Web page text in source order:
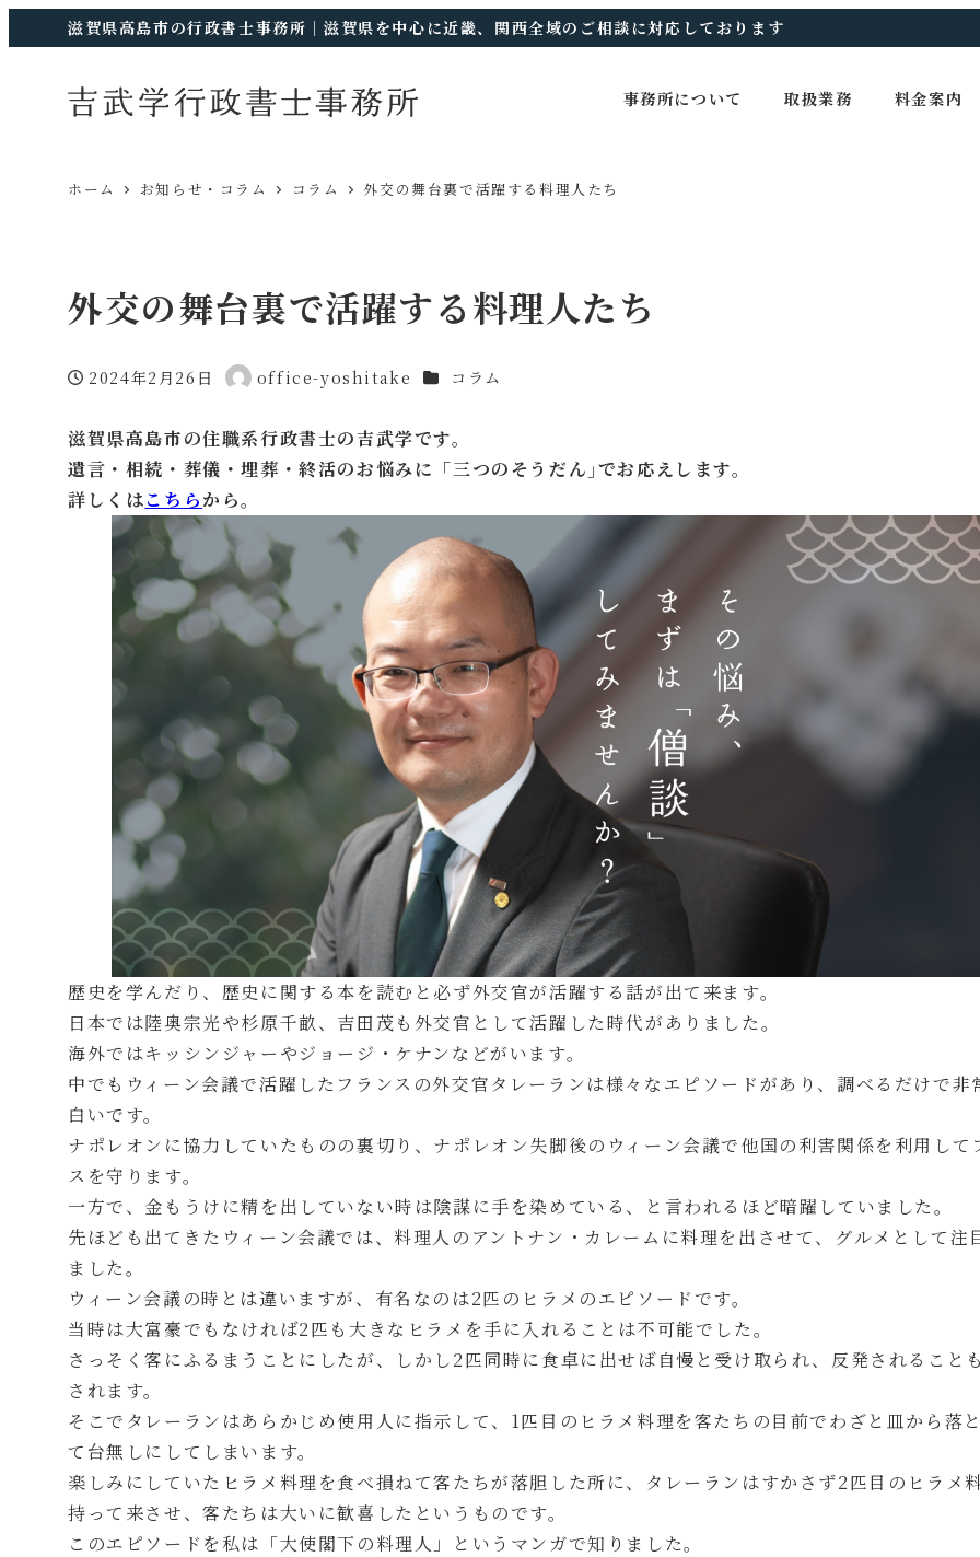
滋賀県高島市の行政書士事務所｜滋賀県を中心に近畿、関西全域のご相談に対応しております
事務所について 取扱業務 料金案内
ホーム お知らせ・コラム コラム 外交の舞台裏で活躍する料理人たち
外交の舞台裏で活躍する料理人たち
投稿日
2024年2月26日
著
office-yoshitake カテゴリー
コラム
滋賀県高島市の住職系行政書士の吉武学です。
遺言・相続・葬儀・埋葬・終活のお悩みに「三つのそうだん｣でお応えします。
詳しくはこちらから。
歴史を学んだり、歴史に関する本を読むと必ず外交官が活躍する話が出て来ます。
日本では陸奥宗光や杉原千畝、吉田茂も外交官として活躍した時代がありました。
海外ではキッシンジャーやジョージ・ケナンなどがいます。
中でもウィーン会議で活躍したフランスの外交官タレーランは様々なエピソードがあり、調べるだけで非
白いです。
ナポレオンに協力していたものの裏切り、ナポレオン失脚後のウィーン会議で他国の利害関係を利用して
スを守ります。
一方で、金もうけに精を出していない時は陰謀に手を染めている、と言われるほど暗躍していました。
先ほども出てきたウィーン会議では、料理人のアントナン・カレームに料理を出させて、グルメとして注
ました。
ウィーン会議の時とは違いますが、有名なのは2匹のヒラメのエピソードです。
当時は大富豪でもなければ2匹も大きなヒラメを手に入れることは不可能でした。
さっそく客にふるまうことにしたが、しかし2匹同時に食卓に出せば自慢と受け取られ、反発されること
されます。
そこでタレーランはあらかじめ使用人に指示して、1匹目のヒラメ料理を客たちの目前でわざと皿から落
て台無しにしてしまいます。
楽しみにしていたヒラメ料理を食べ損ねて客たちが落胆した所に、タレーランはすかさず2匹目のヒラメ
持って来させ、客たちは大いに歓喜したというものです。
このエピソードを私は「大使閣下の料理人」というマンガで知りました。